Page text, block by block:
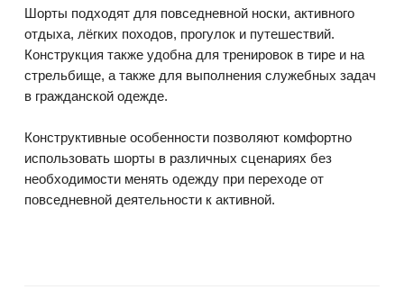
Шорты подходят для повседневной носки, активного
отдыха, лёгких походов, прогулок и путешествий.
Конструкция также удобна для тренировок в тире и на
стрельбище, а также для выполнения служебных задач
в гражданской одежде.
Конструктивные особенности позволяют комфортно
использовать шорты в различных сценариях без
необходимости менять одежду при переходе от
повседневной деятельности к активной.